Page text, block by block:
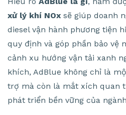
xử lý khí NOx sẽ giúp doanh
diesel vận hành phương tiện
quy định và góp phần bảo vệ
cảnh xu hướng vận tải xanh
khích, AdBlue không chỉ là
trợ mà còn là mắt xích quan
phát triển bền vững của